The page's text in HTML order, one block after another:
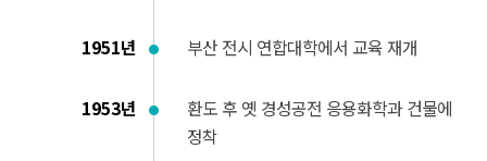
1951년 부산 전시 연합대학에서 교육 재개
1953년
환도 후 옛 경성공전 응용화학과 건물에
정착